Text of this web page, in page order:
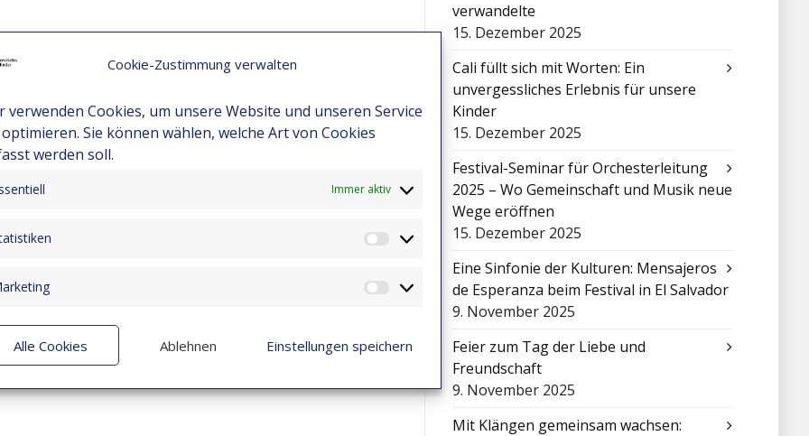
Cookie-Zustimmung verwalten
verwenden Cookies, um unsere Website und unseren Service
Sie können wählen, welche Art von Cookies
werden soll.
Immer aktiv
Statistiken
Marketing
Alle Cookies Ablehnen Einstellungen speichern
verwandelte
15. Dezember 2025
Cali füllt sich mit Worten: Ein
unvergessliches Erlebnis für unsere
Kinder
15. Dezember 2025
Festival-Seminar für Orchesterleitung
2025 – Wo Gemeinschaft und Musik neue
Wege eröffnen
15. Dezember 2025
Eine Sinfonie der Kulturen: Mensajeros
de Esperanza beim Festival in El Salvador
9. November 2025
Feier zum Tag der Liebe und
Freundschaft
9. November 2025
Mit Klängen gemeinsam wachsen: